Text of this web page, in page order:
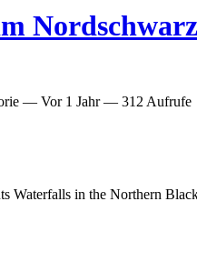
— Vor 1 Jahr— 312 Aufrufe
Waterfalls in the Northern